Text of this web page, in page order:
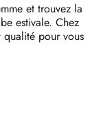
et trouvez la
estivale. Chez
pour vous